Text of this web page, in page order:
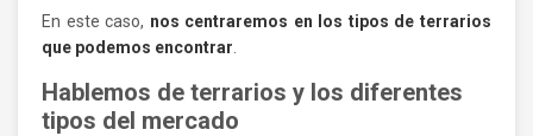
En este caso, nos centraremos en los tipos de terrarios
que podemos encontrar
Hablemos de terrarios y los diferentes
tipos del mercado